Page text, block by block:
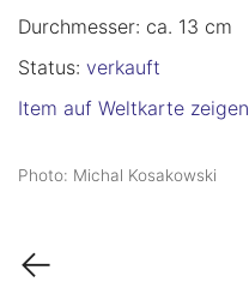
Durchmesser: ca. 13 cm
Status: verkauft
Item auf Weltkarte zeigen
Photo: Michal Kosakowski
←